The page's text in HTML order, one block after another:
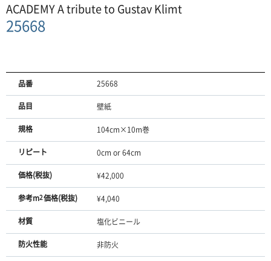
ACADEMY A tribute to Gustav Klimt
25668
品番 25668
品目 壁紙
規格 104cm×10m巻
リピート 0cm or 64cm
価格(税抜) ¥42,000
参考m2価格(税抜) ¥4,040
材質 塩化ビニール
防火性能 非防火